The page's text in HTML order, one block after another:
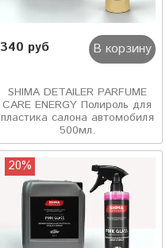
340 руб В корзину
SHIMA DETAILER PARFUME
CARE ENERGY Полироль для
пластика салона автомобиля
500мл.
20%